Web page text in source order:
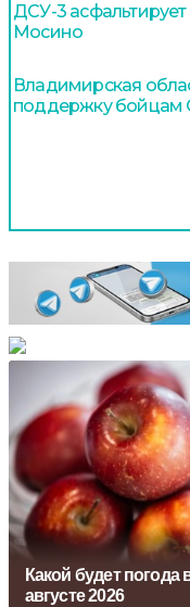
ДСУ-3
Мосино
Владимирская
поддержку бойцам
Какой будет погода
августе 2026